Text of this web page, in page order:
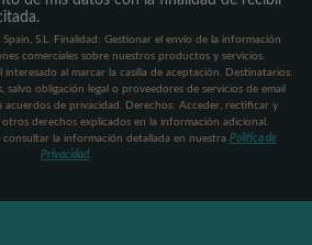
S.L. Finalidad: Gestionar el envío de la información
comerciales sobre nuestros productos y servicios.
al marcar la casilla de aceptación. Destinatarios:
salvo obligación legal o proveedores de servicios de email
acuerdos de privacidad. Derechos: Acceder, rectificar y
derechos explicados en la información adicional.
consultar la información detallada en nuestra Política de
Privacidad.